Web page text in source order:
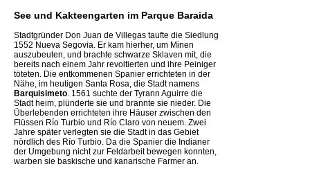
See und Kakteengarten im Parque Baraida
Stadtgründer Don Juan de Villegas taufte die Siedlung
1552 Nueva Segovia. Er kam hierher, um Minen
auszubeuten, und brachte schwarze Sklaven mit, die
bereits nach einem Jahr revoltierten und ihre Peiniger
töteten. Die entkommenen Spanier errichteten in der
Nähe, im heutigen Santa Rosa, die Stadt namens
Barquisimeto . 1561 suchte der Tyrann Aguirre die
Stadt heim, plünderte sie und brannte sie nieder. Die
Überlebenden errichteten ihre Häuser zwischen den
Flüssen Río Turbio und Río Claro von neuem. Zwei
Jahre später verlegten sie die Stadt in das Gebiet
nördlich des Río Turbio. Da die Spanier die Indianer
der Umgebung nicht zur Feldarbeit bewegen konnten,
warben sie baskische und kanarische Farmer an.